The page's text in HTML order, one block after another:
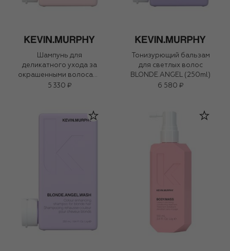
Шампунь для
деликатного ухода за
окрашенными волосами
ANGEL.WASH (250ml)
5 330 ₽
Тонизурющий бальзам
для светлых волос
BLONDE.ANGEL (250ml)
6 580 ₽